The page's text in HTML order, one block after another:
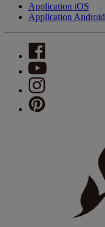
Application iOS
Application Android